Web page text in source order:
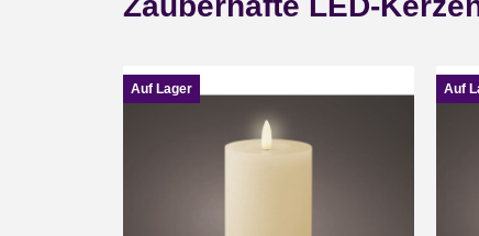
Auf Lager Auf